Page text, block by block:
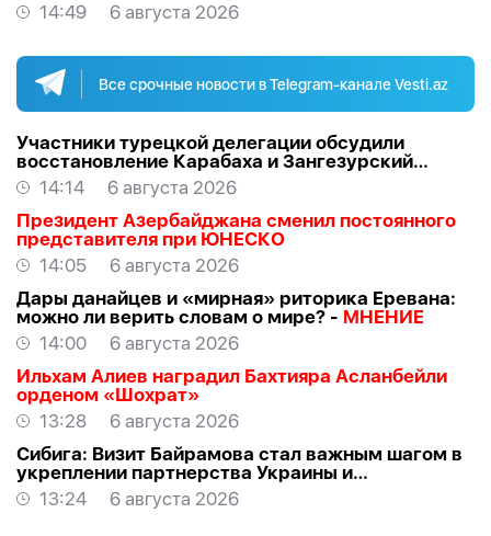
14:49
6 августа 2026
Все срочные новости в Telegram-канале Vesti.az
Участники турецкой делегации обсудили
восстановление Карабаха и Зангезурский
коридор
14:14
6 августа 2026
Президент Азербайджана сменил постоянного
представителя при ЮНЕСКО
14:05
6 августа 2026
Дары данайцев и «мирная» риторика Еревана:
можно ли верить словам о мире? - МНЕНИЕ
14:00
6 августа 2026
Ильхам Алиев наградил Бахтияра Асланбейли
орденом «Шохрат»
13:28
6 августа 2026
Сибига: Визит Байрамова стал важным шагом в
укреплении партнерства Украины и
Азербайджана
13:24 6 августа 2026